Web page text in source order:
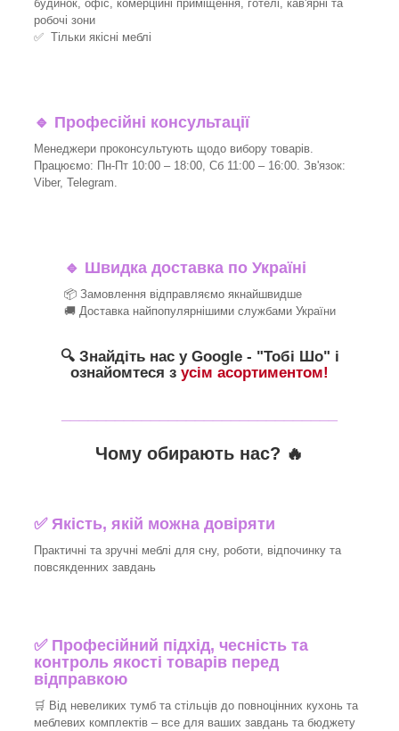
будинок, офіс, комерційні приміщення, готелі, кав'ярні та
робочі зони
✅ Тільки якісні меблі
🔹 Професійні консультації
Менеджери проконсультують щодо вибору товарів.
Працюємо: Пн-Пт 10:00 – 18:00, Сб 11:00 – 16:00. Зв'язок:
Viber, Telegram.
🔹 Швидка доставка по Україні
📦 Замовлення відправляємо якнайшвидше
🚚 Доставка найпопулярнішими службами України
🔍 Знайдіть нас у Google - "Тобі Шо" і
ознайомтеся з усім асортиментом!
Чому обирають нас? 🔥
✅ Якість, якій можна довіряти
Практичні та зручні меблі для сну, роботи, відпочинку та
повсякденних завдань
✅ Професійний підхід, чесність та
контроль якості товарів перед
відправкою
🛒 Від невеликих тумб та стільців до повноцінних кухонь та
меблевих комплектів – все для ваших завдань та бюджету